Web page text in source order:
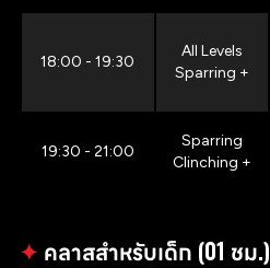
18:00 - 19:30
All Levels
Sparring +
19:30 - 21:00
Sparring
Clinching +
✦ คลาสสำหรับเด็ก (01 ชม.)